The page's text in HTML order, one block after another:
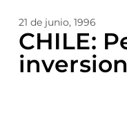
21 de junio, 1996
CHILE: